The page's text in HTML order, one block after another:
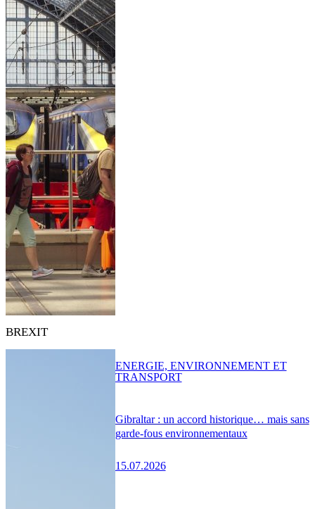
BREXIT
Gibraltar : un accord historique… mais sans
garde-fous environnementaux
15.07.2026
ENERGIE, ENVIRONNEMENT ET
TRANSPORT